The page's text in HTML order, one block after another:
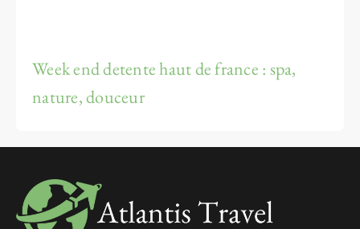
Week end detente haut de france : spa,
nature, douceur